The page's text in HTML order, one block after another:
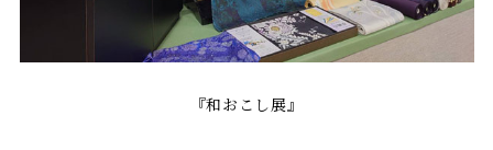
『和おこし展』